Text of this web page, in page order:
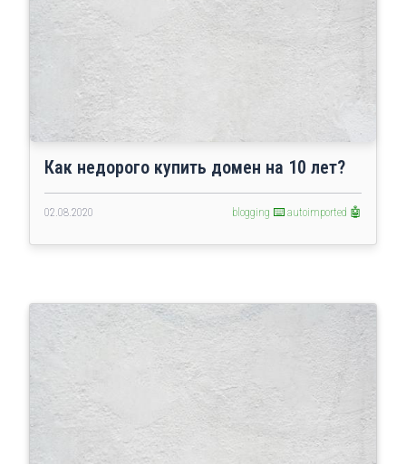
Как недорого купить домен на 10 лет?
02.08.2020 blogging ⌨️ autoimported 🤖